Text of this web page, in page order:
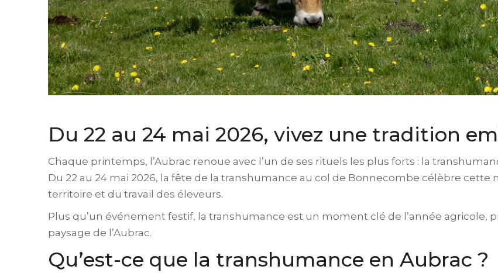
Du 22 au 24 mai 2026, vivez une tradition
Chaque printemps, l’Aubrac renoue avec l’un de ses rituels les plus forts : la
Du 22 au 24 mai 2026, la fête de la transhumance au col de Bonnecombe célèbre
territoire et du travail des éleveurs.
Plus qu’un événement festif, la transhumance est un moment clé de l’année agricole,
paysage de l’Aubrac.
Qu’est-ce que la transhumance en Aubrac ?